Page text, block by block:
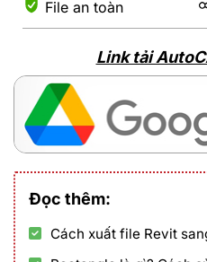
File an toàn
Link tải
Đọc thêm:
Cách xuất file Revit